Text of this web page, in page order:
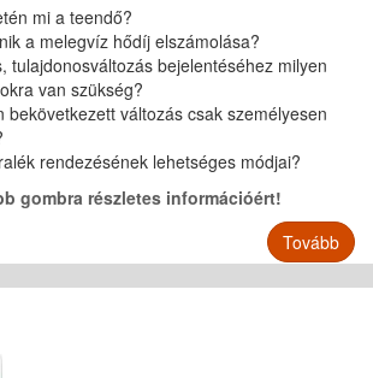
mi a teendő?
a melegvíz hődíj elszámolása?
tulajdonosváltozás bejelentéséhez milyen
van szükség?
bekövetkezett változás csak személyesen
rendezésének lehetséges módjai?
gombra részletes információért!
Tovább